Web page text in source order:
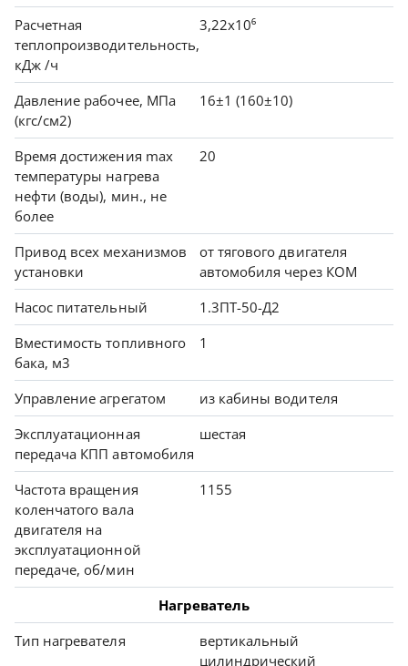
Расчетная
теплопроизводительность,
кДж /ч
3,22х10⁶
Давление рабочее, МПа
(кгс/см2)
16±1 (160±10)
Время достижения max
температуры нагрева
нефти (воды), мин., не
более
20
Привод всех механизмов
установки
от тягового двигателя
автомобиля через КОМ
Насос питательный
1.3ПТ-50-Д2
Вместимость топливного
бака, м3
1
Управление агрегатом
из кабины водителя
Эксплуатационная
передача КПП автомобиля
шестая
Частота вращения
коленчатого вала
двигателя на
эксплуатационной
передаче, об/мин
1155
Нагреватель
Тип нагревателя
вертикальный
цилиндрический